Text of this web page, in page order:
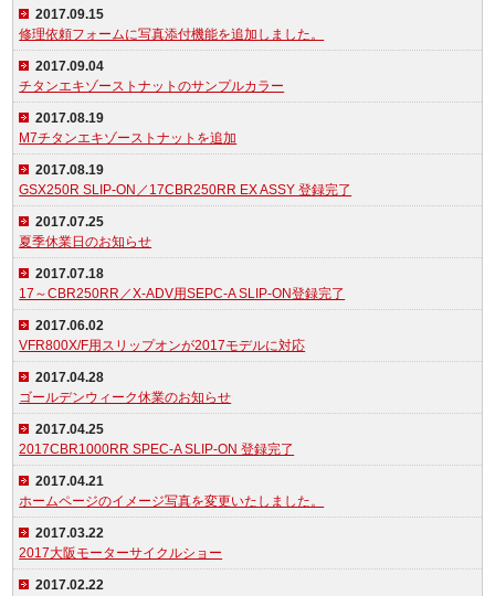
2017.09.15
修理依頼フォームに写真添付機能を追加しました。
2017.09.04
チタンエキゾーストナットのサンプルカラー
2017.08.19
M7チタンエキゾーストナットを追加
2017.08.19
GSX250R SLIP-ON／17CBR250RR EX ASSY 登録完了
2017.07.25
夏季休業日のお知らせ
2017.07.18
17～CBR250RR／X-ADV用SEPC-A SLIP-ON登録完了
2017.06.02
VFR800X/F用スリップオンが2017モデルに対応
2017.04.28
ゴールデンウィーク休業のお知らせ
2017.04.25
2017CBR1000RR SPEC-A SLIP-ON 登録完了
2017.04.21
ホームページのイメージ写真を変更いたしました。
2017.03.22
2017大阪モーターサイクルショー
2017.02.22